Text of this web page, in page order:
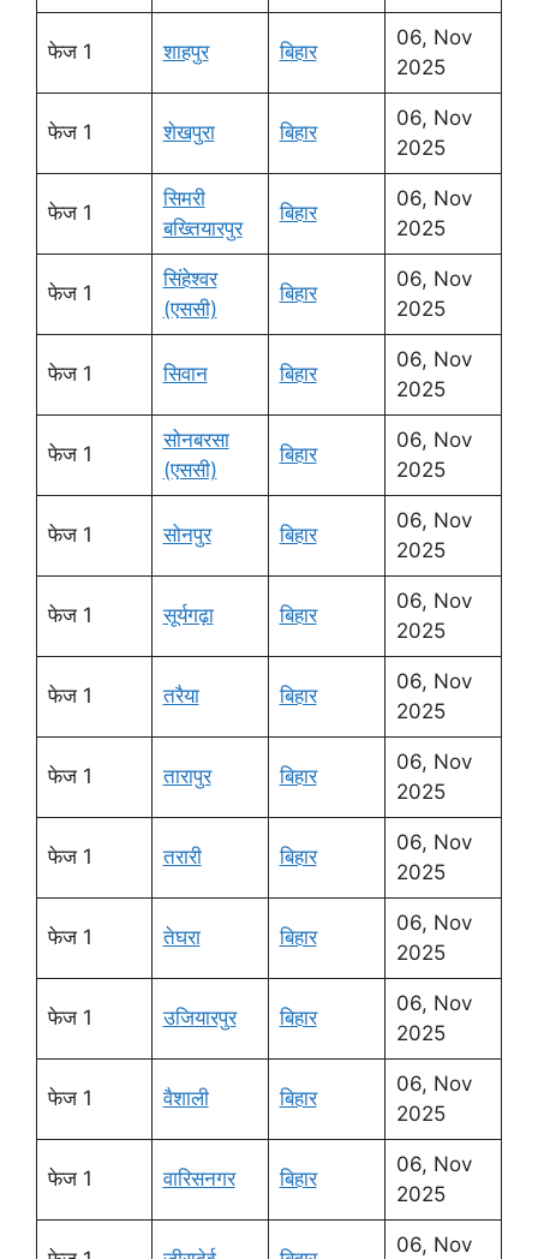
फेज 1 शाहपुर बिहार
06, Nov
2025
फेज 1 शेखपुरा बिहार
06, Nov
2025
फेज 1
सिमरी
बख्तियारपुर
बिहार
06, Nov
2025
फेज 1
सिंहेश्वर
(एससी)
बिहार
06, Nov
2025
फेज 1 सिवान बिहार
06, Nov
2025
फेज 1
सोनबरसा
(एससी)
बिहार
06, Nov
2025
फेज 1 सोनपुर बिहार
06, Nov
2025
फेज 1 सूर्यगढ़ा बिहार
06, Nov
2025
फेज 1 तरैया बिहार
06, Nov
2025
फेज 1 तारापुर बिहार
06, Nov
2025
फेज 1 तरारी बिहार
06, Nov
2025
फेज 1 तेघरा बिहार
06, Nov
2025
फेज 1 उजियारपुर बिहार
06, Nov
2025
फेज 1 वैशाली बिहार
06, Nov
2025
फेज 1 वारिसनगर बिहार
06, Nov
2025
06, Nov